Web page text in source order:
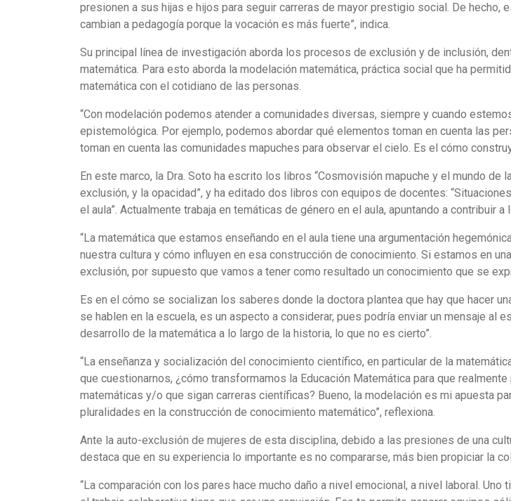
presionen a sus hijas e hijos para seguir carreras de mayor prestigio social. De
cambian a pedagogía porque la vocación es más fuerte”, indica.
Su principal línea de investigación aborda los procesos de exclusión y de inclusión,
matemática. Para esto aborda la modelación matemática, práctica social que ha
matemática con el cotidiano de las personas.
“Con modelación podemos atender a comunidades diversas, siempre y cuando
epistemológica. Por ejemplo, podemos abordar qué elementos toman en cuenta las
toman en cuenta las comunidades mapuches para observar el cielo. Es el cómo
En este marco, la Dra. Soto ha escrito los libros “Cosmovisión mapuche y el mundo de
exclusión, y la opacidad”, y ha editado dos libros con equipos de docentes:
el aula”. Actualmente trabaja en temáticas de género en el aula, apuntando a contribuir
“La matemática que estamos enseñando en el aula tiene una argumentación
nuestra cultura y cómo influyen en esa construcción de conocimiento. Si estamos en
exclusión, por supuesto que vamos a tener como resultado un conocimiento que se
Es en el cómo se socializan los saberes donde la doctora plantea que hay que hacer
se hablen en la escuela, es un aspecto a considerar, pues podría enviar un mensaje al
desarrollo de la matemática a lo largo de la historia, lo que no es cierto”.
“La enseñanza y socialización del conocimiento científico, en particular de la
que cuestionarnos, ¿cómo transformamos la Educación Matemática para que
matemáticas y/o que sigan carreras científicas? Bueno, la modelación es mi apuesta
pluralidades en la construcción de conocimiento matemático”, reflexiona.
Ante la auto-exclusión de mujeres de esta disciplina, debido a las presiones de una
destaca que en su experiencia lo importante es no compararse, más bien propiciar la
“La comparación con los pares hace mucho daño a nivel emocional, a nivel laboral.